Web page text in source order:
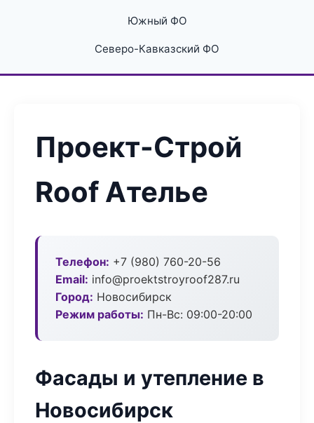
Южный ФО
Северо-Кавказский ФО
Проект-Строй
Roof Ателье
Телефон: +7 (980) 760-20-56
Email: info@proektstroyroof287.ru
Город: Новосибирск
Режим работы: Пн-Вс: 09:00-20:00
Фасады и утепление в
Новосибирск